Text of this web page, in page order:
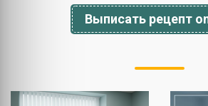
Выписать рецепт